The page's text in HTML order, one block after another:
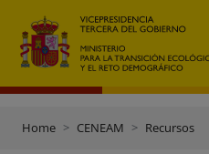
Home CENEAM Recursos